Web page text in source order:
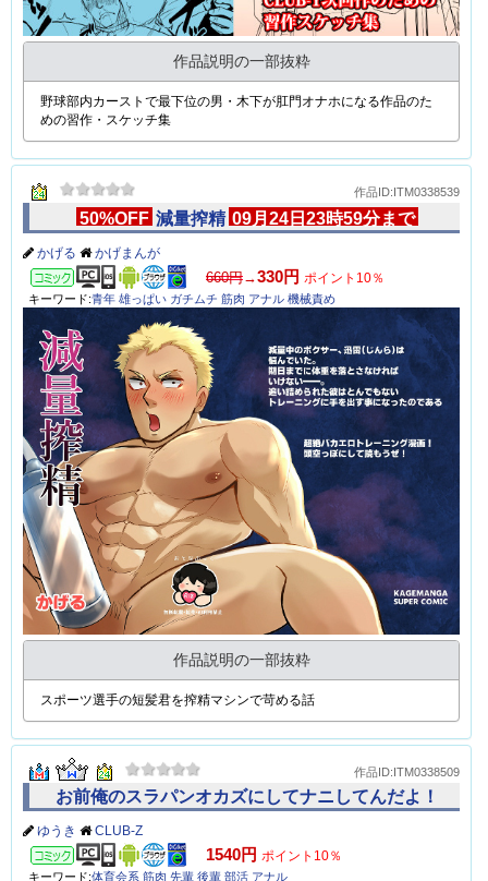
作品説明の一部抜粋
野球部内カーストで最下位の男・木下が肛門オナホになる作品のた
めの習作・スケッチ集
作品ID:ITM0338539
50%OFF 減量搾精 09月24日23時59分まで
かげる かげまんが
コミック 660円→330円 ポイント10％
キーワード:青年 雄っぱい ガチムチ 筋肉 アナル 機械責め
作品説明の一部抜粋
スポーツ選手の短髪君を搾精マシンで苛める話
作品ID:ITM0338509
お前俺のスラパンオカズにしてナニしてんだよ！
ゆうき CLUB-Z
コミック 1540円 ポイント10％
キーワード:体育会系 筋肉 先輩 後輩 部活 アナル